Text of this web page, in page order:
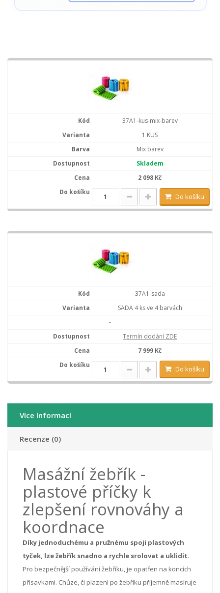
37A1-kus-mix-barev
1 KUS
Mix barev
Skladem
2 098 Kč
Do košíku
37A1-sada
SADA 4 ks ve 4 barvách
-
Termín dodání ZDE
7 999 Kč
Do košíku
Více Informací
Recenze (0)
Masážní žebřík -
plastové příčky k
zlepšení rovnováhy a
koordnace
Díky jednoduchému a pružnému spoji plastových
tyček, lze žebřík snadno a rychle srolovat a uklidit.
Pro bezpečnější používání žebříku, je opatřen na koncích
přísavkami. Chůze, či plazení po žebříku příjemně masíruje